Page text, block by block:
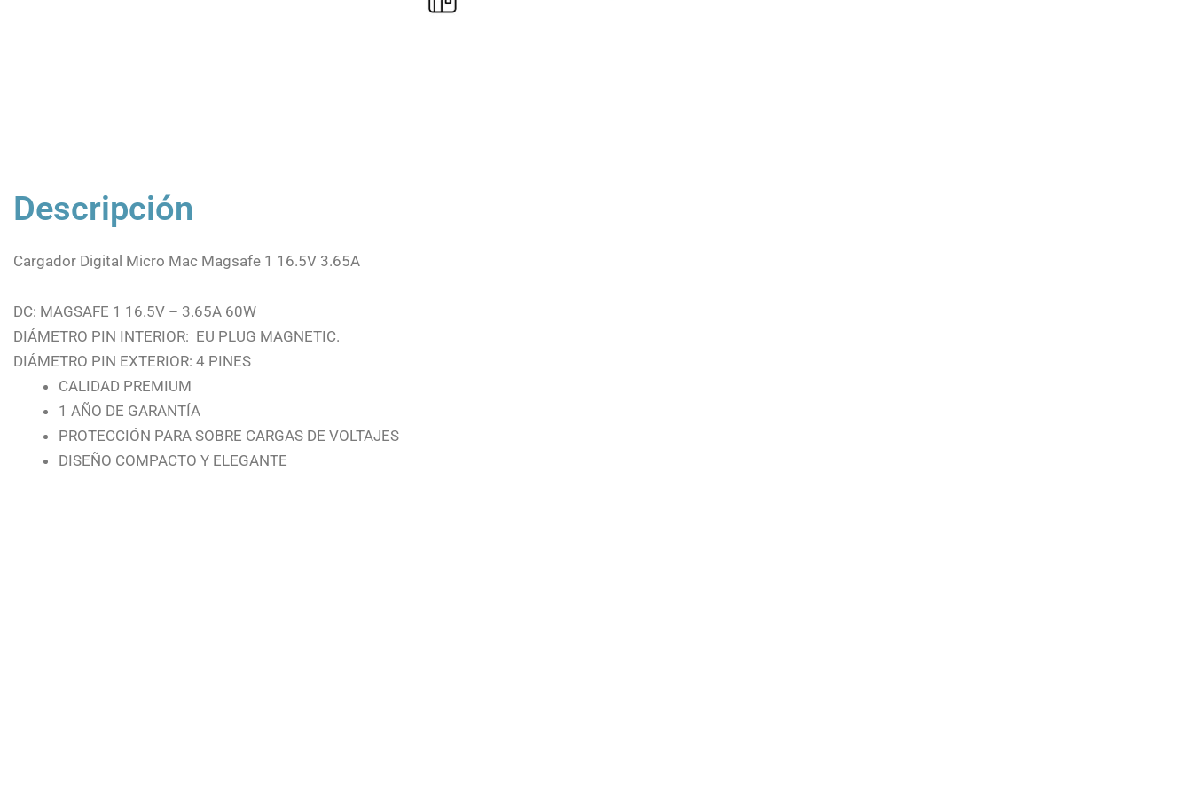
Descripción
Cargador Digital Micro Mac Magsafe 1 16.5V 3.65A
DC: MAGSAFE 1 16.5V – 3.65A 60W
DIÁMETRO PIN INTERIOR: EU PLUG MAGNETIC.
DIÁMETRO PIN EXTERIOR: 4 PINES
CALIDAD PREMIUM
1 AÑO DE GARANTÍA
PROTECCIÓN PARA SOBRE CARGAS DE VOLTAJES
DISEÑO COMPACTO Y ELEGANTE